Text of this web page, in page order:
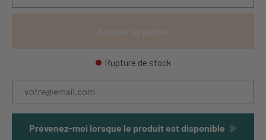
Rupture de stock
Prévenez-moi lorsque le produit est disponible